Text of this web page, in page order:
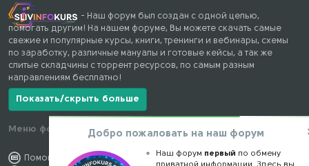
- Наш форум был создан с одной целью,
помогать другим! На нашем форуме, Вы можете скачать самые
свежие и популярные курсы, книги, тренинги и вебинары, схемы
по заработку, различные мануалы и готовые кейсы, а так же
слитые складчины с торрент ресурсов, по самым разным
направлениям бесплатно!
Показать/скрыть больше
Меню форума
Помощь по форуму
Наши контакты
kursstore@mail.ru
Добро пожаловать на наш форум
Наш форум первый по обмену